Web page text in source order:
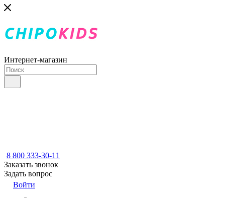
Интернет-магазин
8 800 333-30-11
Заказать звонок
Задать вопрос
Войти